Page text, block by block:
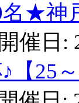
名★神
開催日:
【25